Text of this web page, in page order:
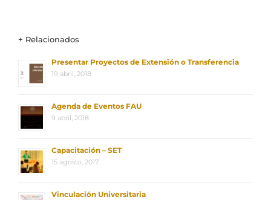
+ Relacionados
Presentar Proyectos de Extensión o Transferencia
19 abril, 2018
Agenda de Eventos FAU
9 abril, 2018
Capacitación – SET
15 agosto, 2017
Vinculación Universitaria